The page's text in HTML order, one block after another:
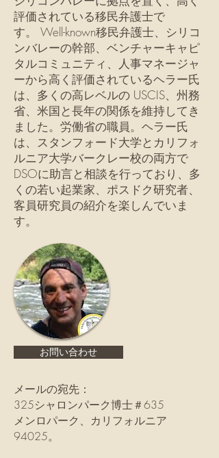
評価されている移民弁護士で
す。 Well-known移民弁護士、シリコ
ンバレーの幹部、ベンチャーキャピ
タルコミュニティ、人事マネージャ
ーから高く評価されているヘラー氏
は、多くの高レベルの USCIS、州務
省、米国と長年の関係を維持してき
ました。労働省の職員。ヘラー氏
は、スタンフォード大学とカリフォ
ルニア大学バークレー校の両方で
DSOに助言と相談を行っており、多
くの若い起業家、ポスドク研究者、
客員研究員の紹介を楽しんでいま
す。
お問い合わせ
メールの宛先：
325シャロンパーク博士＃635
メンロパーク、カリフォルニア
94025。